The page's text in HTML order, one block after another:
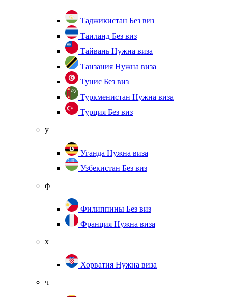
Таджикистан Без виз
Таиланд Без виз
Тайвань Нужна виза
Танзания Нужна виза
Тунис Без виз
Туркменистан Нужна виза
Турция Без виз
у
Уганда Нужна виза
Узбекистан Без виз
ф
Филиппины Без виз
Франция Нужна виза
х
Хорватия Нужна виза
ч